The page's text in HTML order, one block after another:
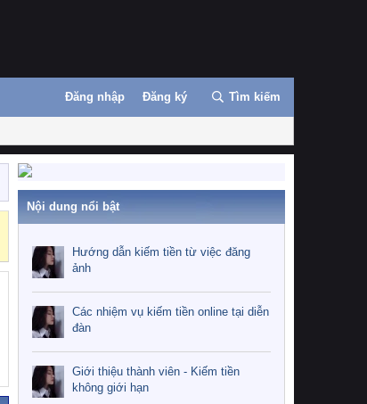
Đăng nhập Đăng ký Tìm kiếm
Nội dung nổi bật
Hướng dẫn kiếm tiền từ việc đăng
ảnh
Các nhiệm vụ kiếm tiền online tại diễn
đàn
Giới thiệu thành viên - Kiếm tiền
không giới hạn